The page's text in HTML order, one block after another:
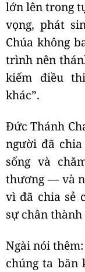
lớn lên trong
vọng, phát
Chúa không
trình nên
kiếm điều
khác”.
Đức Thánh
người đã
sống và
thương — và
vì đã chia sẻ
sự chân thành
Ngài nói
chúng ta băn